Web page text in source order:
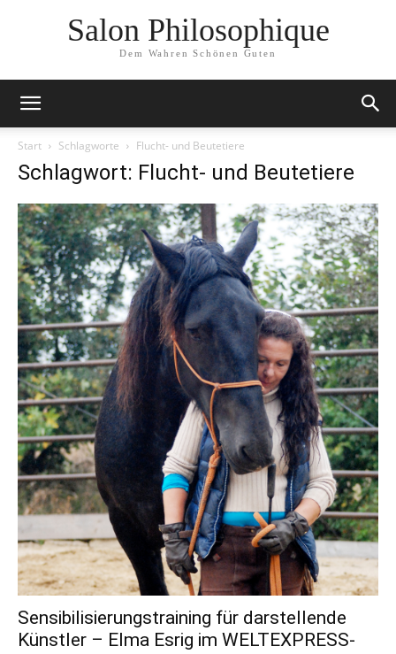
Salon Philosophique
Dem Wahren Schönen Guten
Start Schlagworte Flucht- und Beutetiere
Schlagwort: Flucht- und Beutetiere
Sensibilisierungstraining für darstellende
Künstler – Elma Esrig im WELTEXPRESS-